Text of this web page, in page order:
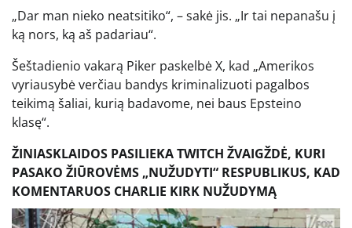
„Dar man nieko neatsitiko“, – sakė jis. „Ir tai nepanašu į
ką nors, ką aš padariau“.
Šeštadienio vakarą Piker paskelbė X, kad „Amerikos
vyriausybė verčiau bandys kriminalizuoti pagalbos
teikimą šaliai, kurią badavome, nei baus Epsteino
klasę“.
ŽINIASKLAIDOS PASILIEKA TWITCH ŽVAIGŽDĖ, KURI
PASAKO ŽIŪROVĖMS „NUŽUDYTI“ RESPUBLIKUS, KAD
KOMENTARUOS CHARLIE KIRK NUŽUDYMĄ